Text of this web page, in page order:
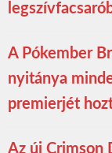
A Pókember
nyitánya
premierjét
Az új Crimson